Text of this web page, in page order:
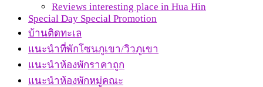
Reviews interesting place in Hua Hin
Special Day Special Promotion
บ้านติดทะเล
แนะนำที่พักโซนภูเขา/วิวภูเขา
แนะนำห้องพักราคาถูก
แนะนำห้องพักหมู่คณะ